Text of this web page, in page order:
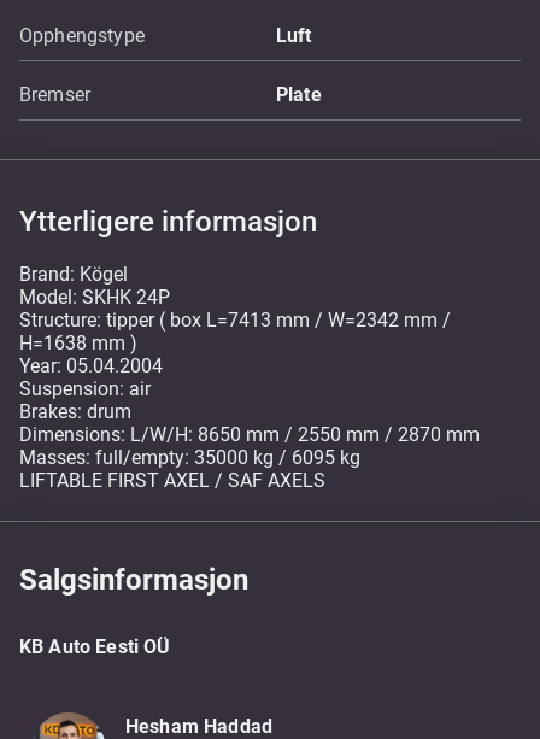
Opphengstype Luft
Bremser Plate
Ytterligere informasjon
Brand: Kögel
Model: SKHK 24P
Structure: tipper ( box L=7413 mm / W=2342 mm /
H=1638 mm )
Year: 05.04.2004
Suspension: air
Brakes: drum
Dimensions: L/W/H: 8650 mm / 2550 mm / 2870 mm
Masses: full/empty: 35000 kg / 6095 kg
LIFTABLE FIRST AXEL / SAF AXELS
Salgsinformasjon
KB Auto Eesti OÜ
Hesham Haddad